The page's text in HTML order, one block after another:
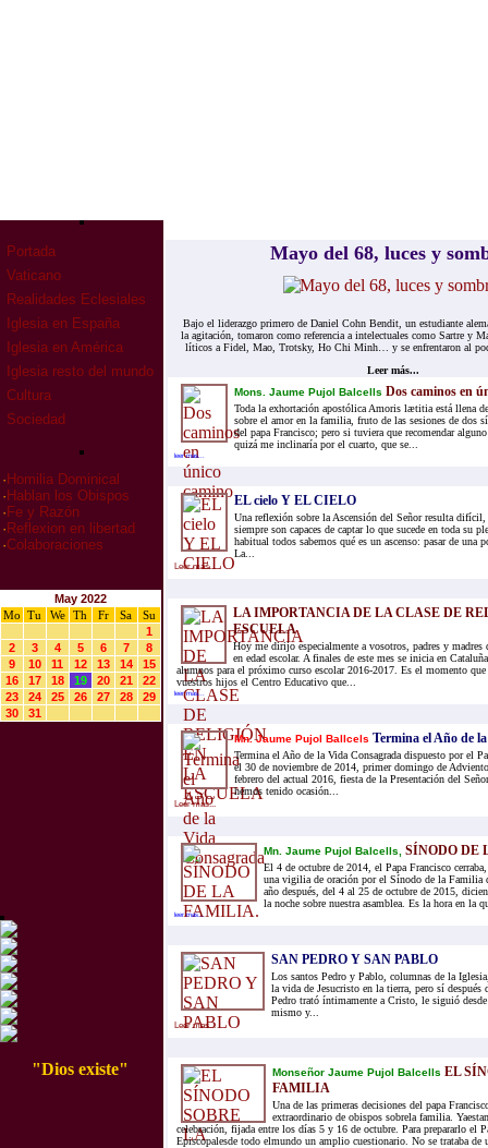
Portada
Vaticano
Realidades Eclesiales
Iglesia en España
Iglesia en América
Iglesia resto del mundo
Cultura
Sociedad
· Homilia Dominical
· Hablan los Obispos
· Fe y Razón
· Reflexion en libertad
·Colaboraciones
May 2022
Mo
Tu We Th Fr Sa
Su
1
2
3 4 5 6 7
8
9
10 11 12 13 14
15
16
17 18 19 20 21
22
23
24 25 26 27 28
29
30
31
"Dios existe"
Mayo del 68, lu­ces y
Bajo el li­de­raz­go pri­me­ro de Da­niel Cohn Ben­dit, un es­tu­dian­te
la agi­ta­ción, to­ma­ron como re­fe­ren­cia a in­te­lec­tua­les como Sar­tre y
lí­ti­cos a Fi­del, Mao, Trotsky, Ho Chi Minh… y se en­fren­ta­ron al
Leer más...
Mons. Jaume Pujol Balcells Dos caminos en
Toda la exhortación apostólica Amoris lætitia está llena
sobre el amor en la familia, fruto de las sesiones de dos
del papa Francisco; pero si tuviera que recomendar
quizá me inclinaría por el cuarto, que se...
leer mas...
EL cielo Y EL CIELO
Una reflexión sobre la Ascensión del Señor resulta difícil,
siempre son capaces de captar lo que sucede en toda su
habitual todos sabemos qué es un ascenso: pasar de una
La...
Leer mas...
LA IMPORTANCIA DE LA CLASE DE
ESCUELA
Hoy me dirijo especialmente a vosotros, padres y
en edad escolar. A finales de este mes se inicia en
alumnos para el próximo curso escolar 2016-2017. Es el momento que
vuestros hijos el Centro Educativo que...
leer mas...
Mn. Jaume Pujol Ballcels Termina el Año de
Termina el Año de la Vida Consagrada dispuesto por el
el 30 de noviembre de 2014, primer domingo de
febrero del actual 2016, fiesta de la Presentación del
hemos tenido ocasión...
Leer mas...
Mn. Jaume Pujol Balcells, SÍNODO DE
El 4 de octubre de 2014, el Papa Francisco
una vigilia de oración por el Sínodo de la Familia
año después, del 4 al 25 de octubre de 2015,
la noche sobre nuestra asamblea. Es la hora en la
leer mas...
SAN PEDRO Y SAN PABLO
Los santos Pedro y Pablo, columnas de la
la vida de Jesucristo en la tierra, pero sí después
Pedro trató íntimamente a Cristo, le siguió
mismo y...
Leer mas...
Monseñor Jaume Pujol Balcells EL
FAMILIA
Una de las primeras decisiones del papa
extraordinario de obispos sobrela familia.
celebración, fijada entre los días 5 y 16 de octubre. Para prepararlo el
Episcopalesde todo elmundo un amplio cuestionario. No se trataba de